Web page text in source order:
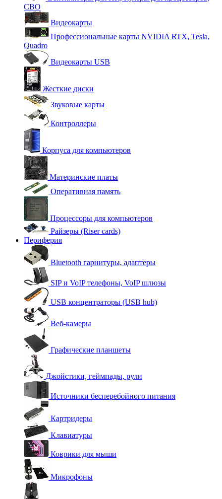
СВО
Видеокарты
Профессиональные карты NVIDIA RTX, Tesla,
Quadro
Видеокарты USB
Жесткие диски
Звуковые карты
Контроллеры
Корпуса для компьютеров
Материнские платы
Оперативная память
Процессоры для компьютеров
Райзеры (Riser cards)
Периферия
Bluetooth гарнитуры, адаптеры
SIP и VoIP телефоны, VoIP шлюзы
USB концентраторы (USB hub)
Веб-камеры
Графические планшеты
Джойстики, геймпады, рули
Источники бесперебойного питания
Картридеры
Клавиатуры
Коврики для мыши
Микрофоны